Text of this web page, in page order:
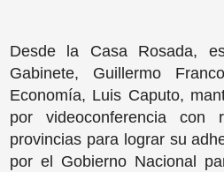
Desde la Casa Rosada,
Gabinete, Guillermo
Economía, Luis Caputo,
por videoconferencia con
provincias para lograr su
por el Gobierno Nacional